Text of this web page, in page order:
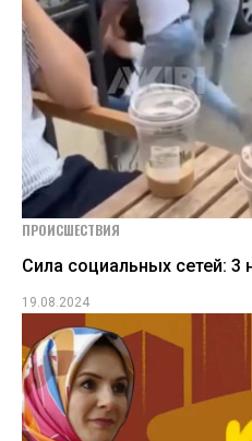
ПРОИСШЕСТВИЯ
Сила социальных сетей:
19.08.2024